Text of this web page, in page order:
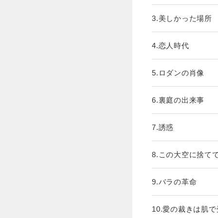
3.美しかった場所
4.恋人時代
5.ロダンの肖像
6.裏庭の出来事
7.誘惑
8.この大空に捨て
9.バラの革命
10.愛の裁きは肌で